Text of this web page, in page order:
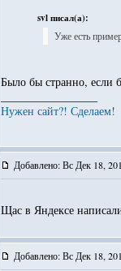
svl писал(а):
Уже есть
Было бы странно, если
Нужен сайт?! Сделаем!
Добавлено: Вс Дек 18,
Щас в Яндексе
Добавлено: Вс Дек 18,